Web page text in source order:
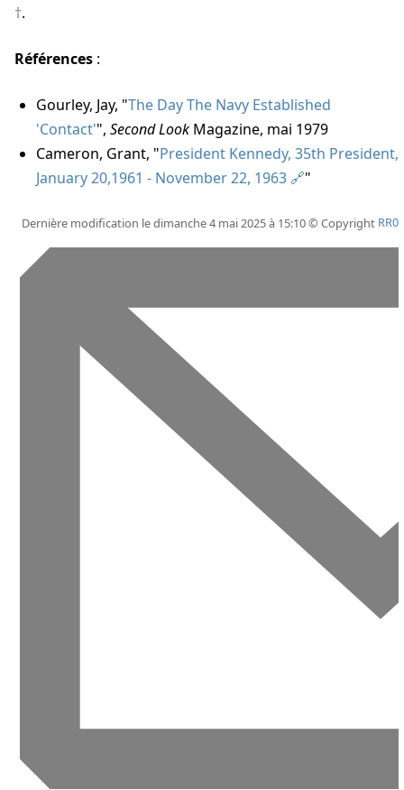
.
Références :
Gourley, Jay, "The Day The Navy Established
'Contact'", Second Look Magazine, mai 1979
Cameron, Grant, "President Kennedy, 35th President,
January 20,1961 - November 22, 1963
"
Dernière modification le dimanche 4 mai 2025 à 15:10 © Copyright RR0